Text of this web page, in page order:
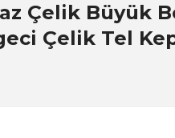
Çelik Büyük
Çelik Tel